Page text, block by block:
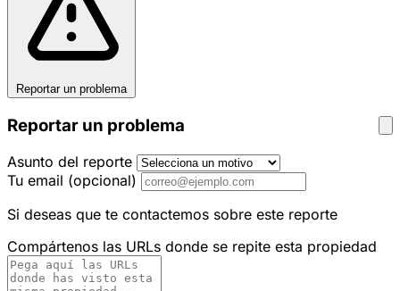
Reportar un problema
Reportar un problema
Asunto del reporte
Tu email (opcional)
Si deseas que te contactemos sobre este reporte
Compártenos las URLs donde se repite esta propiedad